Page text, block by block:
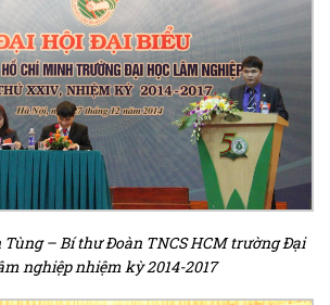
– Bí thư Đoàn TNCS HCM trường Đại
nghiệp nhiệm kỳ 2014-2017